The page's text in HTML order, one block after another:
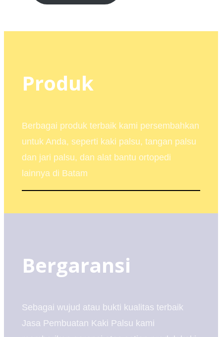
Produk
Berbagai produk terbaik kami persembahkan
untuk Anda, seperti kaki palsu, tangan palsu
dan jari palsu, dan alat bantu ortopedi
lainnya di Batam
Bergaransi
Sebagai wujud atau bukti kualitas terbaik
Jasa Pembuatan Kaki Palsu kami